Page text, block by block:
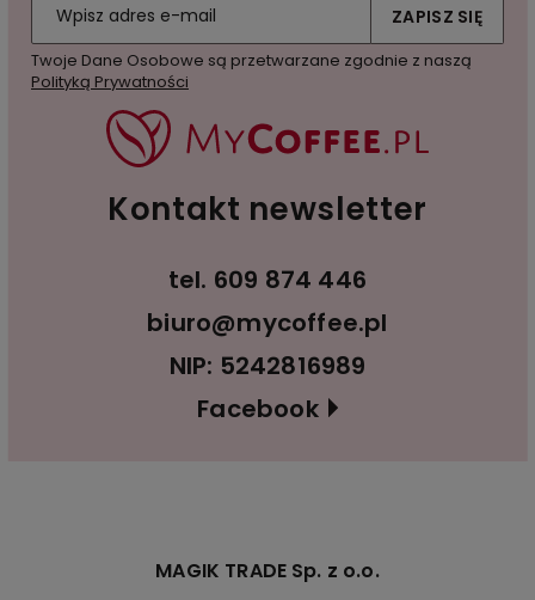
ZAPISZ SIĘ
Twoje Dane Osobowe są przetwarzane zgodnie z naszą
Polityką Prywatności
Kontakt newsletter
tel. 609 874 446
biuro@mycoffee.pl
NIP: 5242816989
Facebook
MAGIK TRADE Sp. z o.o.